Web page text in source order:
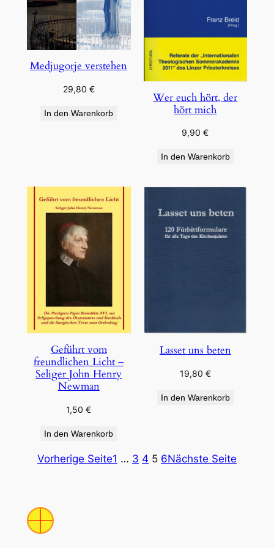
Medjugorje verstehen
29,80 €
In den Warenkorb
Wer euch hört, der
hört mich
9,90€
In den Warenkorb
Geführt vom
freundlichen Licht –
Seliger John Henry
Newman
1,50€
In den Warenkorb
Lasset uns beten
19,80 €
In den Warenkorb
Vorherige Seite1 … 3 4 5 6Nächste Seite